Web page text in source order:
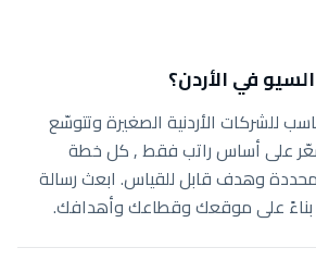
في الأردن؟
للشركات الأردنية الصغيرة وتتوسّع
نُسعّر على أساس راتب فقط , كل خطة
وهدف قابل للقياس. ابعث رسالة
على موقعك وقطاعك وأهدافك.